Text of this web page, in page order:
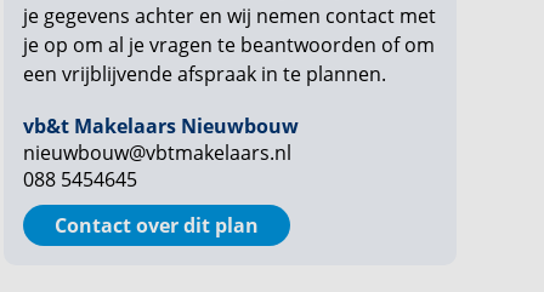
je gegevens achter en wij nemen contact met
je op om al je vragen te beantwoorden of om
een vrijblijvende afspraak in te plannen.
vb&t Makelaars Nieuwbouw
nieuwbouw@vbtmakelaars.nl
088 5454645
Contact over dit plan